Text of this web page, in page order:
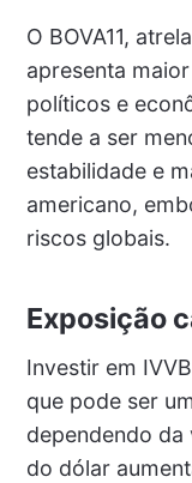
O BOVA11,
apresenta
políticos e
tende a ser
estabilidade e
americano,
riscos globais.
Exposição
Investir em
que pode ser
dependendo
do dólar